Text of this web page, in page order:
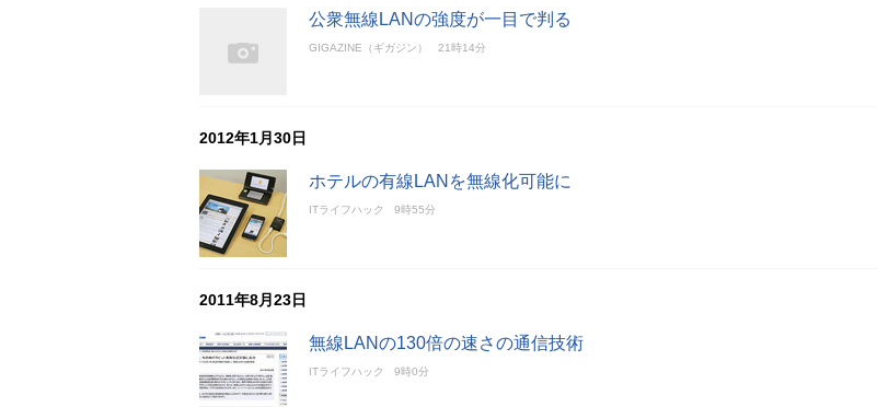
公衆無線LANの強度が一目で判る
GIGAZINE（ギガジン） 21時14分
2012年1月30日
ホテルの有線LANを無線化可能に
ITライフハック 9時55分
2011年8月23日
無線LANの130倍の速さの通信技術
ITライフハック 9時0分